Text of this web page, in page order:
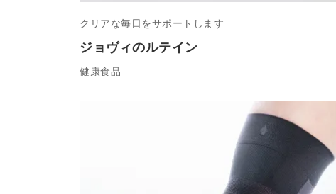
ジョヴィのルテイン
クリアな毎日をサポートします
健康食品